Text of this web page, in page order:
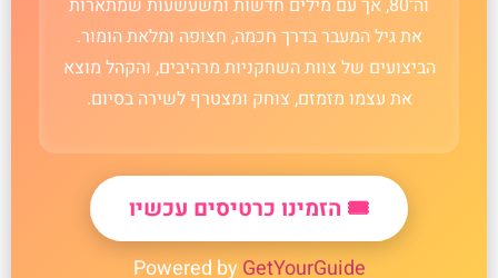
וה־80, אך עם מילים חדשות ומשעשעות שמתארות
את גיל המעבר בדרך חכמה, חצופה ומלאת הומור.
הביצועים של צוות השחקניות מרהיבים, והקהל מוצא
את עצמו מזמזם, צוחק ומצטרף לשירה בסיום.
🎟️ הזמינו כרטיסים עכשיו
Powered by GetYourGuide